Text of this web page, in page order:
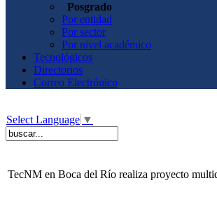
Posgrado
Por entidad
Por sector
Por nivel académico
Tecnológicos
Directorios
Correo Electrónico
Select Language ▼
TecNM en Boca del Río realiza proyecto